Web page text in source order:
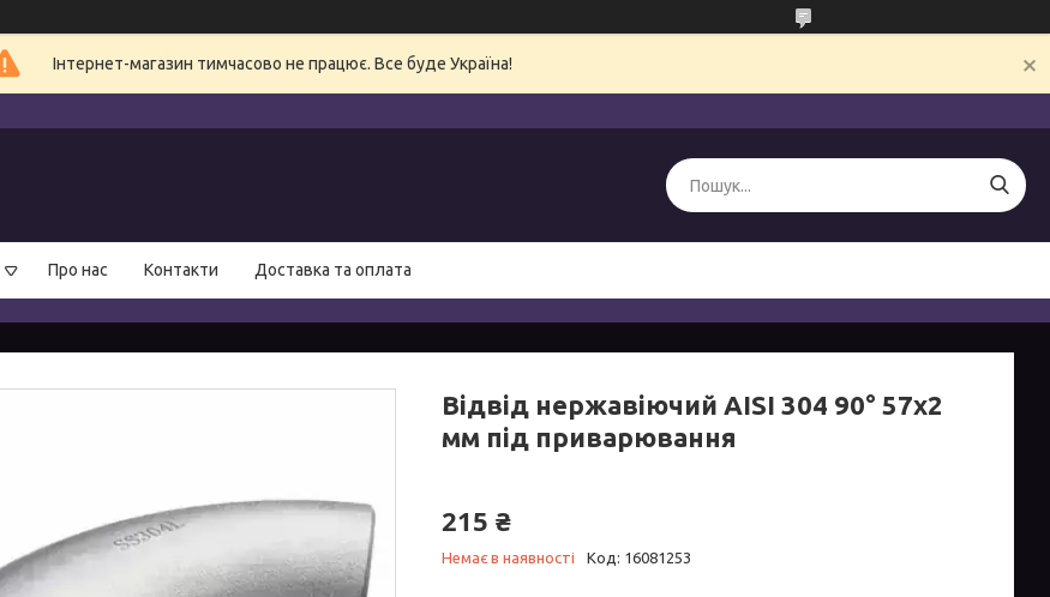
Інтернет-магазин тимчасово не працює. Все буде Україна!
Про нас Контакти Доставка та оплата
Відвід нержавіючий AISI 304 90° 57х2
мм під приварювання
215 ₴
Немає в наявності Код: 16081253